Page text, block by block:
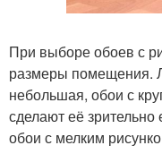
При выборе обоев с
размеры помещения.
небольшая, обои с
сделают её
обои с мелким